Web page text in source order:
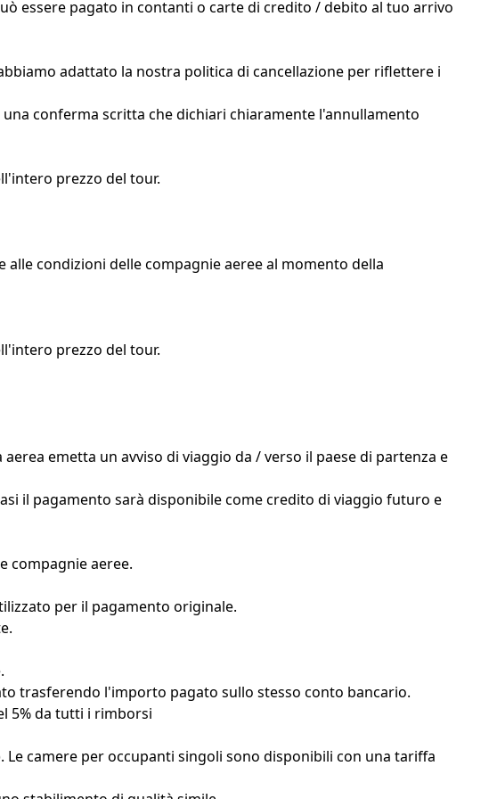
essere pagato in contanti o carte di credito / debito al tuo arrivo
adattato la nostra politica di cancellazione per riflettere i
conferma scritta che dichiari chiaramente l'annullamento
prezzo del tour.
condizioni delle compagnie aeree al momento della
prezzo del tour.
emetta un avviso di viaggio da / verso il paese di partenza e
il pagamento sarà disponibile come credito di viaggio futuro e
compagnie aeree.
per il pagamento originale.
trasferendo l'importo pagato sullo stesso conto bancario.
5% da tutti i rimborsi
camere per occupanti singoli sono disponibili con una tariffa